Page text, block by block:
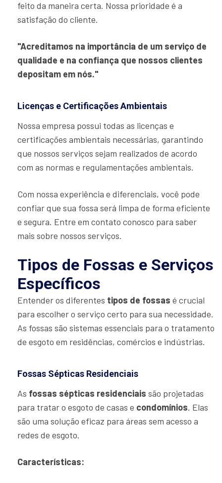
feito da maneira certa. Nossa prioridade é a
satisfação do cliente.
"Acreditamos na importância de um serviço de
qualidade e na confiança que nossos clientes
depositam em nós."
Licenças e Certificações Ambientais
Nossa empresa possui todas as licenças e
certificações ambientais necessárias, garantindo
que nossos serviços sejam realizados de acordo
com as normas e regulamentações ambientais.
Com nossa experiência e diferenciais, você pode
confiar que sua fossa será limpa de forma eficiente
e segura. Entre em contato conosco para saber
mais sobre nossos serviços.
Tipos de Fossas e Serviços
Específicos
Entender os diferentes tipos de fossas é crucial
para escolher o serviço certo para sua necessidade.
As fossas são sistemas essenciais para o tratamento
de esgoto em residências, comércios e indústrias.
Fossas Sépticas Residenciais
As fossas sépticas residenciais são projetadas
para tratar o esgoto de casas e condomínios. Elas
são uma solução eficaz para áreas sem acesso a
redes de esgoto.
Características: